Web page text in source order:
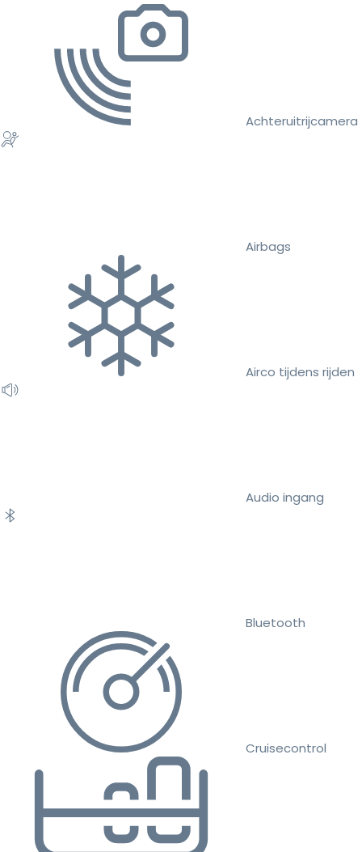
Achteruitrijcamera
Airbags
Airco tijdens rijden
Audio ingang
Bluetooth
Cruisecontrol